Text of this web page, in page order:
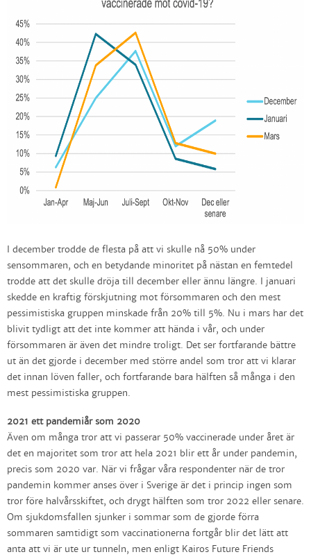
I december trodde de flesta på att vi skulle nå 50% under
sensommaren, och en betydande minoritet på nästan en femtedel
trodde att det skulle dröja till december eller ännu längre. I januari
skedde en kraftig förskjutning mot försommaren och den mest
pessimistiska gruppen minskade från 20% till 5%. Nu i mars har det
blivit tydligt att det inte kommer att hända i vår, och under
försommaren är även det mindre troligt. Det ser fortfarande bättre
ut än det gjorde i december med större andel som tror att vi klarar
det innan löven faller, och fortfarande bara hälften så många i den
mest pessimistiska gruppen.
2021 ett pandemiår som 2020
Även om många tror att vi passerar 50% vaccinerade under året är
det en majoritet som tror att hela 2021 blir ett år under pandemin,
precis som 2020 var. När vi frågar våra respondenter när de tror
pandemin kommer anses över i Sverige är det i princip ingen som
tror före halvårsskiftet, och drygt hälften som tror 2022 eller senare.
Om sjukdomsfallen sjunker i sommar som de gjorde förra
sommaren samtidigt som vaccinationerna fortgår blir det lätt att
anta att vi är ute ur tunneln, men enligt Kairos Future Friends